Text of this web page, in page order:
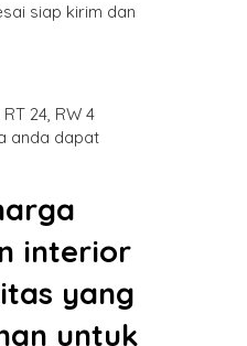
siap kirim dan
24, RW 4
anda dapat
interior
yang
untuk